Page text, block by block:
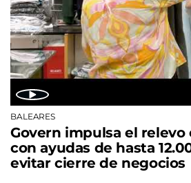
BALEARES
Govern impulsa el relevo
con ayudas de hasta
evitar cierre de negocios